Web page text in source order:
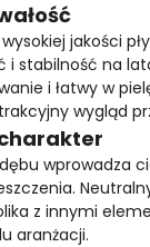
jakości
i stabilność na
i łatwy w
wygląd
wprowadza
z innymi
aranżacji.